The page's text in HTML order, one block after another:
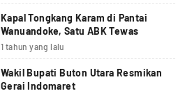
Kapal Tongkang Karam di Pantai
Wanuandoke, Satu ABK Tewas
1 tahun yang lalu
Wakil Bupati Buton Utara Resmikan
Gerai Indomaret